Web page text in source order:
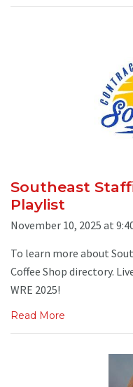
Southeast
Playlist
November 10, 2025 at
To learn more about
Coffee Shop directory.
WRE 2025!
Read More